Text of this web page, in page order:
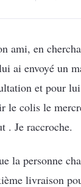
ami, en
ai envoyé un
et pour
colis le
. Je raccroche.
la personne
livraison